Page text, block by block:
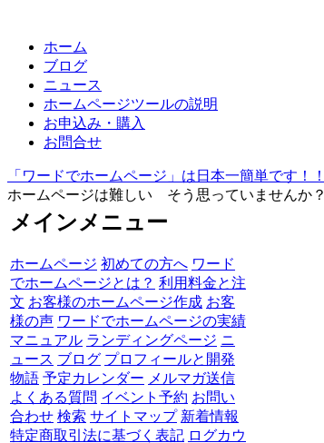
ホーム
ブログ
ニュース
ホームページツールの説明
お申込み・購入
お問合せ
「ワードでホームページ」は日本一簡単です！！
ホームページは難しい そう思っていませんか？
メインメニュー
ホームページ 初めての方へ ワード
でホームページとは？ 利用料金と注
文 お客様のホームページ作成 お客
様の声 ワードでホームページの実績
マニュアル ランディングページ ニ
ュース ブログ プロフィールと開発
物語 予定カレンダー メルマガ送信
よくある質問 イベント予約 お問い
合わせ 検索 サイトマップ 新着情報
特定商取引法に基づく表記 ログカウ